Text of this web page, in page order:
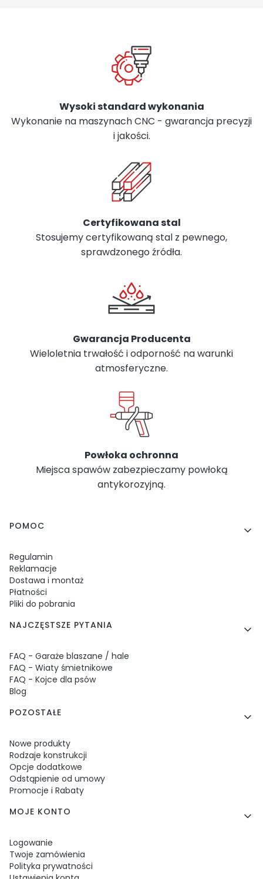
Wysoki standard wykonania
Wykonanie na maszynach CNC - gwarancja precyzji
i jakości.
Certyfikowana stal
Stosujemy certyfikowaną stal z pewnego,
sprawdzonego źródła.
Gwarancja Producenta
Wieloletnia trwałość i odporność na warunki
atmosferyczne.
Powłoka ochronna
Miejsca spawów zabezpieczamy powłoką
antykorozyjną.
Linki w stopce
POMOC
Regulamin
Reklamacje
Dostawa i montaż
Płatności
Pliki do pobrania
NAJCZĘSTSZE PYTANIA
FAQ - Garaże blaszane / hale
FAQ - Wiaty śmietnikowe
FAQ - Kojce dla psów
Blog
POZOSTAŁE
Nowe produkty
Rodzaje konstrukcji
Opcje dodatkowe
Odstąpienie od umowy
Promocje i Rabaty
MOJE KONTO
Logowanie
Twoje zamówienia
Polityka prywatności